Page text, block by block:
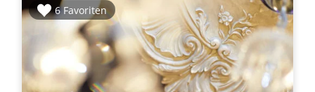
6 Favoriten